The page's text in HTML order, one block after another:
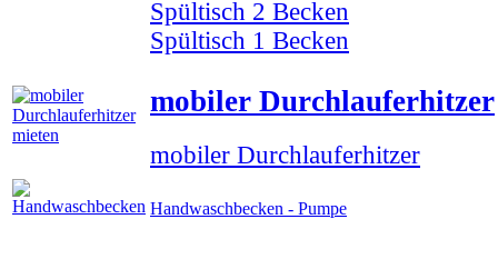
Spültisch 2 Becken
Spültisch 1 Becken
mobiler Durchlauferhitzer
mobiler Durchlauferhitzer
Handwaschbecken - Pumpe